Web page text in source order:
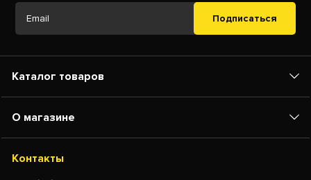
Подписаться
Каталог товаров
О магазине
Контакты